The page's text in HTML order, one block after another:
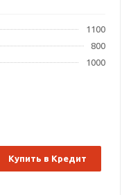
1100
800
1000
Купить в Кредит